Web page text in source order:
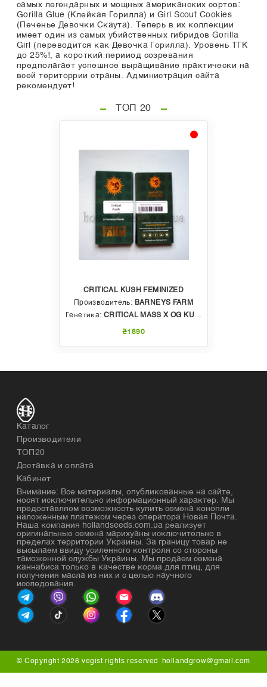
самых легендарных и мощных американских сортов:
Gorilla Glue (Клейкая Горилла) и Girl Scout Cookies
(Печенье Девочки Скаута). Теперь в их коллекции
имеет один из самых убийственных гибридов Gorilla
Girl (переводится как Девочка Горилла). Уровень ТГК
до 25%!, а короткий перииод созревания
предполагает успешное выращивание практически на
всей територрии страны. Администрация сайта
рекомендует!
ТОП 20
CRITICAL KUSH FEMINIZED
Производитель: BARNEYS FARM
Генетика: CRITICAL MASS X OG KUSH
₴1890
Каталог
Производители
ТОП20
Доставка и оплата
Кабинет
Внимание: Все материалы, опубликованные на сайте,
носят исключительно информационный характер. Мы
предоставляем возможность купить семена конопли
наложенным платежом через оператора Новая Почта.
Наша компания hollandseeds.com.ua реализует
оригинальные семена марихуаны исключительно в
пределах территории Украины. За границу товар не
высылаем ввиду усиленного контроля со стороны
таможенной службы Украины. Мы продаем семена
каннабиса только в качестве корма для птиц, для
получения масла из них и с целью научного
исследования.
© Copyright 2026 vegist rights reserved hollandgrow@gmail.com